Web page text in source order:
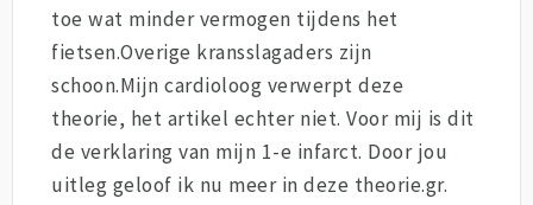
toe wat minder vermogen tijdens het
fietsen.Overige kransslagaders zijn
schoon.Mijn cardioloog verwerpt deze
theorie, het artikel echter niet. Voor mij is dit
de verklaring van mijn 1-e infarct. Door jou
uitleg geloof ik nu meer in deze theorie.gr.